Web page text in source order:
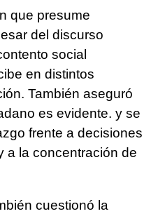
que presume
del discurso
social
en distintos
También aseguró
es evidente. y se
frente a decisiones
a la concentración de
cuestionó la